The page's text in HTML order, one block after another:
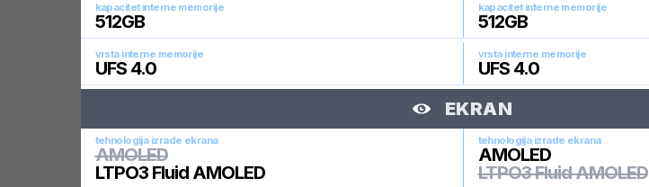
kapacitet interne memorije
512GB
kapacitet interne memorije
512GB
vrsta interne memorije
UFS 4.0
vrsta interne memorije
UFS 4.0
EKRAN
tehnologija izrade ekrana
AMOLED
LTPO3 Fluid AMOLED
tehnologija izrade ekrana
AMOLED
LTPO3 Fluid AMOLED